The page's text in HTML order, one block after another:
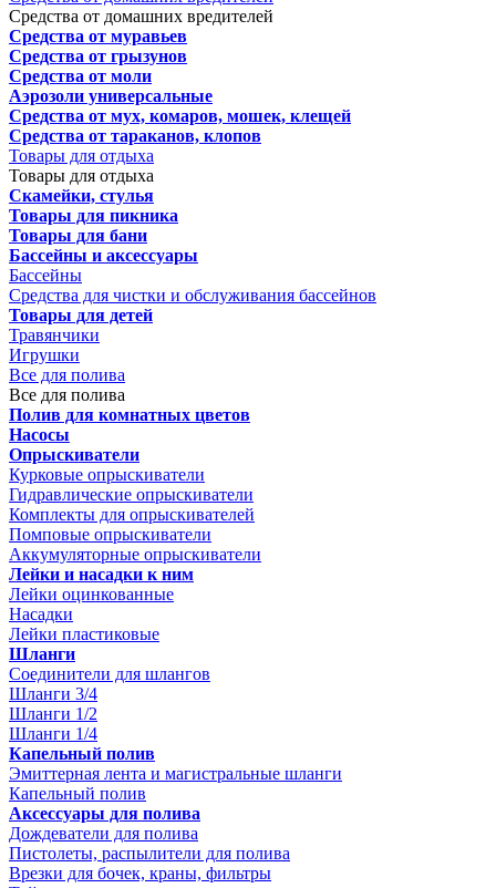
Средства от домашних вредителей
Средства от муравьев
Средства от грызунов
Средства от моли
Аэрозоли универсальные
Средства от мух, комаров, мошек, клещей
Средства от тараканов, клопов
Товары для отдыха
Товары для отдыха
Скамейки, стулья
Товары для пикника
Товары для бани
Бассейны и аксессуары
Бассейны
Средства для чистки и обслуживания бассейнов
Товары для детей
Травянчики
Игрушки
Все для полива
Все для полива
Полив для комнатных цветов
Насосы
Опрыскиватели
Курковые опрыскиватели
Гидравлические опрыскиватели
Комплекты для опрыскивателей
Помповые опрыскиватели
Аккумуляторные опрыскиватели
Лейки и насадки к ним
Лейки оцинкованные
Насадки
Лейки пластиковые
Шланги
Соединители для шлангов
Шланги 3/4
Шланги 1/2
Шланги 1/4
Капельный полив
Эмиттерная лента и магистральные шланги
Капельный полив
Аксессуары для полива
Дождеватели для полива
Пистолеты, распылители для полива
Врезки для бочек, краны, фильтры